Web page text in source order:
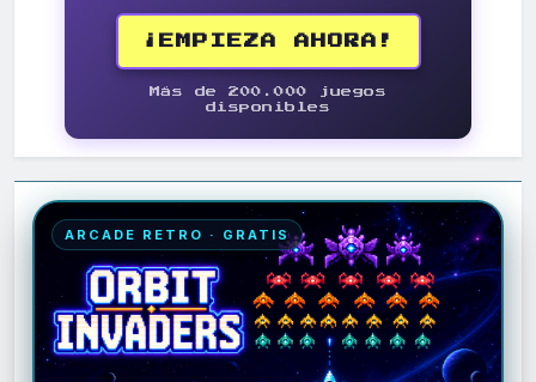
¡EMPIEZA AHORA!
Más de 200.000 juegos
disponibles
ARCADE RETRO · GRATIS